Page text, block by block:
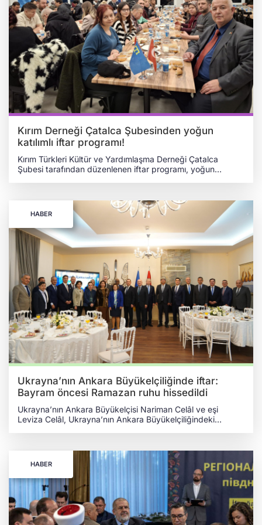
Kırım Derneği Çatalca Şubesinden yoğun
katılımlı iftar programı!
Kırım Türkleri Kültür ve Yardımlaşma Derneği Çatalca
Şubesi tarafından düzenlenen iftar programı, yoğun
manevi atmosferini paylaştı. Kırım Derneği Çatalca Şubesi
Başkanı Erol Taylan, programın gerçekleştirilmesine katkı
sağlayan Çatalca Belediye Başkanı Erhan Güzel’e
teşekkürlerini iletti. Yapılan açıklamada, “Bu imkânı bizlere
sağlayan Çatalca Belediye Başkanımız Sayın Erhan Güzel’e,
Kırım Derneği Çatalca Şubesi adına teşekkürlerimizi
sunarız.” ifadelerine yer verildi.
HABER
Ukrayna’nın Ankara Büyükelçiliğinde iftar:
Bayram öncesi Ramazan ruhu hissedildi
Ukrayna’nın Ankara Büyükelçisi Nariman Celâl ve eşi
Leviza Celâl, Ukrayna’nın Ankara Büyükelçiliğindeki
Türkiye Cumhuriyeti Dışişleri Bakan Yardımcısı Ayşe Berris
Ekinci, Bakanlık temsilcileri, yabancı diplomatlar ile Türk iş
dünyasından ve sivil toplum kuruluşlarından birçok temsilci,
Ukrayna’nın Ankara Büyükelçiliğinde düzenlenen iftarda
bayram öncesinde Ramazan ruhunu yaşadı. UKRAYNA’DA
MÜSLÜMANLARA GÖSTERİLEN SAYGI VURGULANDI
İftarda konuşma yapan Büyükelçi Celâl, Ukrayna’da farklı
inançlar arasındaki diyaloğun öneminin ve Müslüman
HABER